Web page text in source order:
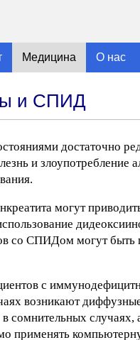
Медицина О нас
и СПИД
достаточно
и злоупотребление
могут
со СПИДом могут
с
возникают
случаях,
применять